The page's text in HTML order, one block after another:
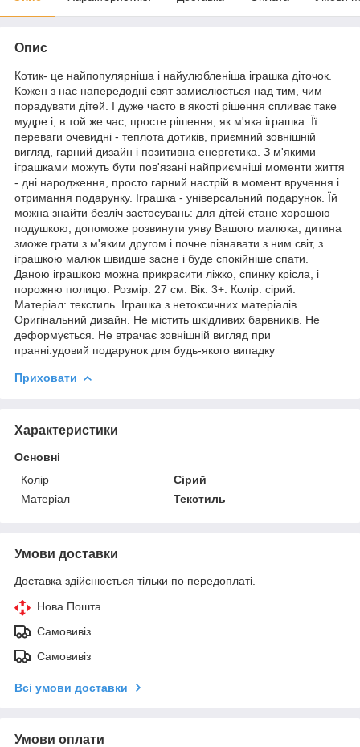
Опис
Котик- це найпопулярніша і найулюбленіша іграшка діточок.
Кожен з нас напередодні свят замислюється над тим, чим
порадувати дітей. І дуже часто в якості рішення спливає таке
мудре і, в той же час, просте рішення, як м'яка іграшка. Її
переваги очевидні - теплота дотиків, приємний зовнішній
вигляд, гарний дизайн і позитивна енергетика. З м'якими
іграшками можуть бути пов'язані найприємніші моменти життя
- дні народження, просто гарний настрій в момент вручення і
отримання подарунку. Іграшка - універсальний подарунок. Їй
можна знайти безліч застосувань: для дітей стане хорошою
подушкою, допоможе розвинути уяву Вашого малюка, дитина
зможе грати з м'яким другом і почне пізнавати з ним світ, з
іграшкою малюк швидше засне і буде спокійніше спати.
Даною іграшкою можна прикрасити ліжко, спинку крісла, і
порожню полицю. Розмір: 27 см. Вік: 3+. Колір: сірий.
Матеріал: текстиль. Іграшка з нетоксичних матеріалів.
Оригінальний дизайн. Не містить шкідливих барвників. Не
деформується. Не втрачає зовнішній вигляд при
пранні.удовий подарунок для будь-якого випадку
Приховати
Характеристики
Основні
Колір
Сірий
Матеріал
Текстиль
Умови доставки
Доставка здійснюється тільки по передоплаті.
Нова Пошта
Самовивіз
Самовивіз
Всі умови доставки
Умови оплати